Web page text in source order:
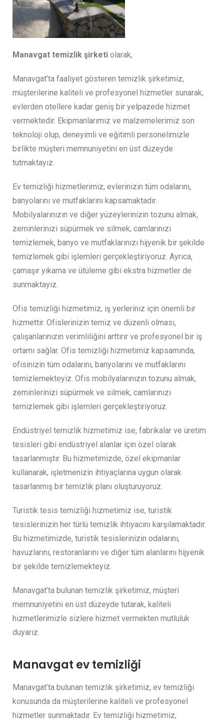
Manavgat temizlik şirketi olarak,
Manavgat’ta faaliyet gösteren temizlik şirketimiz,
müşterilerine kaliteli ve profesyonel hizmetler sunarak,
evlerden otellere kadar geniş bir yelpazede hizmet
vermektedir. Ekipmanlarımız ve malzemelerimiz son
teknoloji olup, deneyimli ve eğitimli personelimizle
birlikte müşteri memnuniyetini en üst düzeyde
tutmaktayız.
Ev temizliği hizmetlerimiz, evlerinizin tüm odalarını,
banyolarını ve mutfaklarını kapsamaktadır.
Mobilyalarınızın ve diğer yüzeylerinizin tozunu almak,
zeminlerinizi süpürmek ve silmek, camlarınızı
temizlemek, banyo ve mutfaklarınızı hijyenik bir şekilde
temizlemek gibi işlemleri gerçekleştiriyoruz. Ayrıca,
çamaşır yıkama ve ütüleme gibi ekstra hizmetler de
sunmaktayız.
Ofis temizliği hizmetimiz, iş yerleriniz için önemli bir
hizmettir. Ofislerinizin temiz ve düzenli olması,
çalışanlarınızın verimliliğini arttırır ve profesyonel bir iş
ortamı sağlar. Ofis temizliği hizmetimiz kapsamında,
ofisinizin tüm odalarını, banyolarını ve mutfaklarını
temizlemekteyiz. Ofis mobilyalarınızın tozunu almak,
zeminlerinizi süpürmek ve silmek, camlarınızı
temizlemek gibi işlemleri gerçekleştiriyoruz.
Endüstriyel temizlik hizmetimiz ise, fabrikalar ve üretim
tesisleri gibi endüstriyel alanlar için özel olarak
tasarlanmıştır. Bu hizmetimizde, özel ekipmanlar
kullanarak, işletmenizin ihtiyaçlarına uygun olarak
tasarlanmış bir temizlik planı oluşturuyoruz.
Turistik tesis temizliği hizmetimiz ise, turistik
tesislerinizin her türlü temizlik ihtiyacını karşılamaktadır.
Bu hizmetimizde, turistik tesislerinizin odalarını,
havuzlarını, restoranlarını ve diğer tüm alanlarını hijyenik
bir şekilde temizlemekteyiz.
Manavgat’ta bulunan temizlik şirketimiz, müşteri
memnuniyetini en üst düzeyde tutarak, kaliteli
hizmetlerimizle sizlere hizmet vermekten mutluluk
duyarız.
Manavgat ev temizliği
Manavgat’ta bulunan temizlik şirketimiz, ev temizliği
konusunda da müşterilerine kaliteli ve profesyonel
hizmetler sunmaktadır. Ev temizliği hizmetimiz,